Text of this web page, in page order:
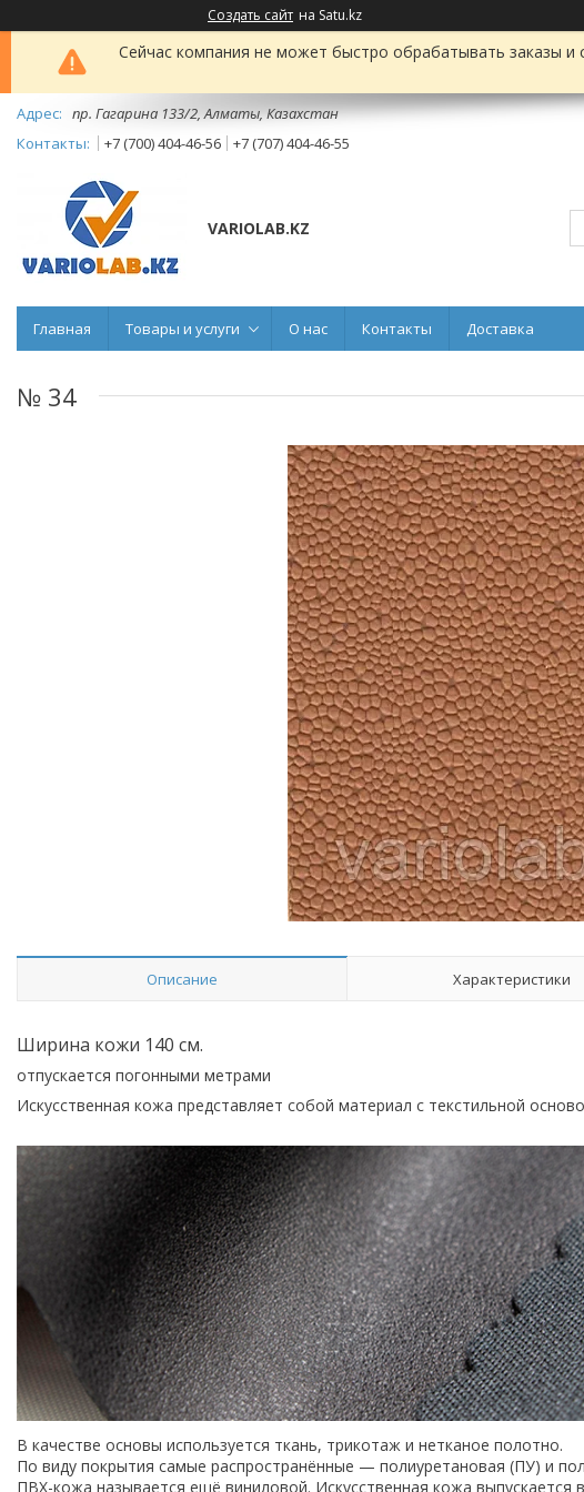
Создать сайт на Satu.kz
Сейчас компания не может быстро обрабатывать заказы и
пр. Гагарина 133/2, Алматы, Казахстан
+7 (700) 404-46-56
+7 (707) 404-46-55
VARIOLAB.KZ
Главная Товары и услуги О нас Контакты Доставка
№ 34
Описание Характеристики
Ширина кожи 140 см.
отпускается погонными метрами
Искусственная кожа представляет собой материал с текстильной
В качестве основы используется ткань, трикотаж и нетканое полотно.
По виду покрытия самые распространённые — полиуретановая (ПУ) и
ПВХ-кожа называется ещё виниловой. Искусственная кожа